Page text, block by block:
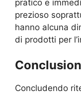
pratico e
prezioso
hanno alcuna
di prodotti per
Concludendo